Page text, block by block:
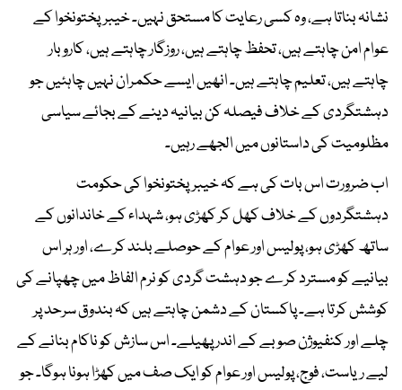
نشانہ بناتا ہے، وہ کسی رعایت کا مستحق نہیں۔ خیبرپختونخوا کے
عوام امن چاہتے ہیں، تحفظ چاہتے ہیں، روزگار چاہتے ہیں، کاروبار
چاہتے ہیں، تعلیم چاہتے ہیں۔ انھیں ایسے حکمران نہیں چاہئیں جو
دہشتگردی کے خلاف فیصلہ کن بیانیہ دینے کے بجائے سیاسی
مظلومیت کی داستانوں میں الجھے رہیں۔
اب ضرورت اس بات کی ہے کہ خیبرپختونخوا کی حکومت
دہشتگردوں کے خلاف کھل کر کھڑی ہو، شہداء کے خاندانوں کے
ساتھ کھڑی ہو، پولیس اور عوام کے حوصلے بلند کرے، اور ہر اس
بیانیے کو مسترد کرے جو دہشت گردی کو نرم الفاظ میں چھپانے کی
کوشش کرتا ہے۔ پاکستان کے دشمن چاہتے ہیں کہ بندوق سرحد پر
چلے اور کنفیوژن صوبے کے اندر پھیلے۔ اس سازش کو ناکام بنانے کے
لیے ریاست، فوج، پولیس اور عوام کو ایک صف میں کھڑا ہونا ہوگا۔ جو